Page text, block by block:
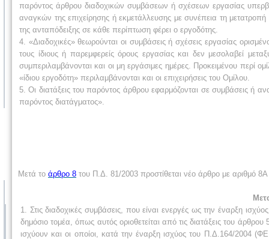
παρόντος άρθρου διαδοχικών συμβάσεων ή σχέσεων εργασίας
αναγκών της επιχείρησης ή εκμετάλλευσης με συνέπεια τη
της ανταπόδειξης σε κάθε περίπτωση φέρει ο εργοδότης.
4. «Διαδοχικές» θεωρούνται οι συμβάσεις ή σχέσεις εργασίας
τους ίδιους ή παρεμφερείς όρους εργασίας και δεν μεσολαβεί
συμπεριλαμβάνονται και οι μη εργάσιμες ημέρες. Προκειμένου περί
«ίδιου εργοδότη» περιλαμβάνονται και οι επιχειρήσεις του Ομίλου.
5. Οι διατάξεις του παρόντος άρθρου εφαρμόζονται σε συμβάσεις ή
παρόντος διατάγματος».
Μετά το άρθρο 8 του Π.Δ. 81/2003 προστίθεται νέο άρθρο με αριθμό
1. Στις διαδοχικές συμβάσεις, που είναι ενεργές ως την έναρξη
δημόσιο τομέα, όπως αυτός οριοθετείται από τις διατάξεις του
ισχύουν και οι οποίοι, κατά την έναρξη ισχύος του Π.Δ.164/2004